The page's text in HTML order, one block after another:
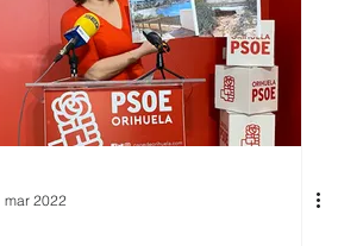
Patrimonio POLÍTICA
mar 2022